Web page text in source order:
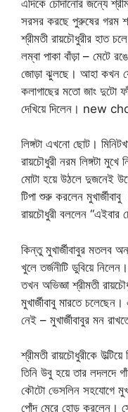
এদিকে চোদানোর জন্যে
সরসর করছে পুরুষের গরম
শ্রীমতী রায়চৌধুরীর হাত
লম্বা পাকা বাঁড়া – মেটে
জোড়া ঝুলছে। আহা কখন যে
কলাগাছের মতো জাং দুটো
দেখিয়ে দিলেন। new
লিঙ্গটা এখনো ছোট।
রায়চৌধুরী নরম লিঙ্গটা
মোটা হয়ে উঠলে দুজনেই
টিপা শুরু করলেন
রায়চৌধুরী বললেন
কিন্তু মুখার্জীবাবুর মতলব
খুলে তর্জনীটি ডুবিয়ে
তখন অভিজ্ঞা শ্রীমতী
মুখার্জীবাবু মারতে
নেই – মুখার্জীবাবুর মন
শ্রীমতী রায়চৌধুরীকে
তিনি উবু হয়ে তার লদলদে
কৌটো ভেসলিন সহযোগে
পোঁদ মেরে হোড় করলেন।